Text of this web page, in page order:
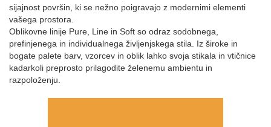
sijajnost površin, ki se nežno poigravajo z modernimi elementi
vašega prostora.
Oblikovne linije Pure, Line in Soft so odraz sodobnega,
prefinjenega in individualnega življenjskega stila. Iz široke in
bogate palete barv, vzorcev in oblik lahko svoja stikala in vtičnice
kadarkoli preprosto prilagodite želenemu ambientu in
razpoloženju.